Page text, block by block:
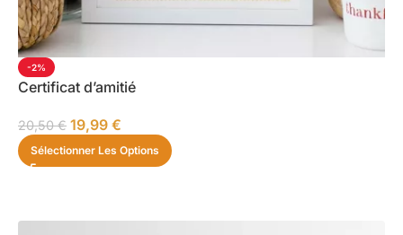
-2%
Certificat d’amitié
20,50€ 19,99 €
Sélectionner Les Options